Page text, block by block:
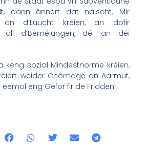
dann ännert dat näischt. Mir
an d’Luucht kréien, an dofir
all d’Beméiungen, déi an déi
keng sozial Mindestnorme kréien,
weider Chômage an Aarmut,
eng Gefor fir de Fridden”